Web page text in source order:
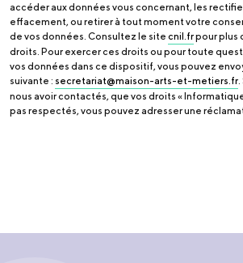
accéder aux données vous concernant, les
effacement, ou retirer à tout moment votre
de vos données. Consultez le site cnil.frpour plus
droits. Pour exercer ces droits ou pour toute
vos données dans ce dispositif, vous pouvez
suivante : secretariat@maison-arts-et-metiers.fr
nous avoir contactés, que vos droits «
pas respectés, vous pouvez adresser une